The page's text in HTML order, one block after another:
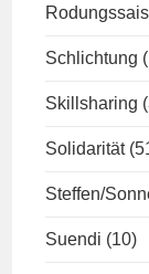
Schlichtung
Skillsharing
Solidarität
Steffen/
Suendi (10)